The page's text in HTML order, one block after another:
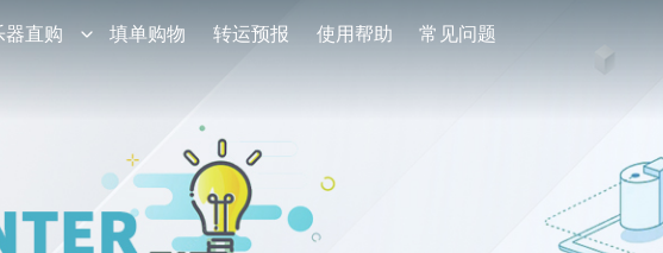
器直购 填单购物 转运预报 使用帮助 常见问题